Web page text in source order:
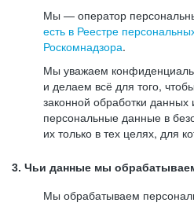
Мы — оператор
есть в Реестре
Роскомнадзора.
Мы уважаем
и делаем всё для того,
законной обработки данных
персональные данные в
их только в тех целях, для
3. Чьи данные мы
Мы обрабатываем